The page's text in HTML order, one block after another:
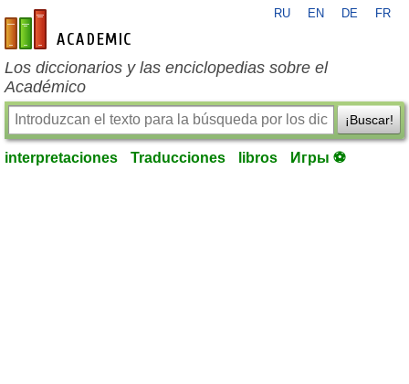
es-academic.com
RU EN DE FR
Los diccionarios y las enciclopedias sobre el
Académico
¡Buscar!
interpretaciones Traducciones libros Игры ⚽